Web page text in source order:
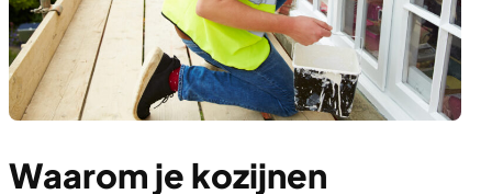
Waarom je kozijnen